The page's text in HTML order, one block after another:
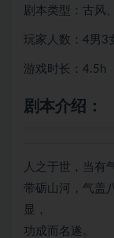
剧本类型：古风
玩家人数：4男3
游戏时长：4.5h
剧本介绍：
人之于世，当有
带砺山河，气盖
显，
功成而名遂。